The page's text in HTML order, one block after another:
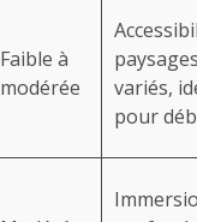
Faible à
modérée
variés,
pour